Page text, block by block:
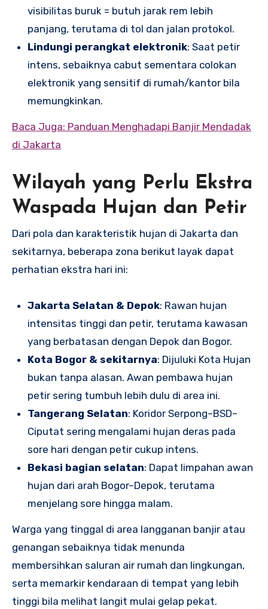
visibilitas buruk = butuh jarak rem lebih
panjang, terutama di tol dan jalan protokol.
Lindungi perangkat elektronik: Saat petir
intens, sebaiknya cabut sementara colokan
elektronik yang sensitif di rumah/kantor bila
memungkinkan.
Baca Juga: Panduan Menghadapi Banjir Mendadak
di Jakarta
Wilayah yang Perlu Ekstra
Waspada Hujan dan Petir
Dari pola dan karakteristik hujan di Jakarta dan
sekitarnya, beberapa zona berikut layak dapat
perhatian ekstra hari ini:
Jakarta Selatan & Depok: Rawan hujan
intensitas tinggi dan petir, terutama kawasan
yang berbatasan dengan Depok dan Bogor.
Kota Bogor & sekitarnya: Dijuluki Kota Hujan
bukan tanpa alasan. Awan pembawa hujan
petir sering tumbuh lebih dulu di area ini.
Tangerang Selatan: Koridor Serpong–BSD–
Ciputat sering mengalami hujan deras pada
sore hari dengan petir cukup intens.
Bekasi bagian selatan: Dapat limpahan awan
hujan dari arah Bogor–Depok, terutama
menjelang sore hingga malam.
Warga yang tinggal di area langganan banjir atau
genangan sebaiknya tidak menunda
membersihkan saluran air rumah dan lingkungan,
serta memarkir kendaraan di tempat yang lebih
tinggi bila melihat langit mulai gelap pekat.